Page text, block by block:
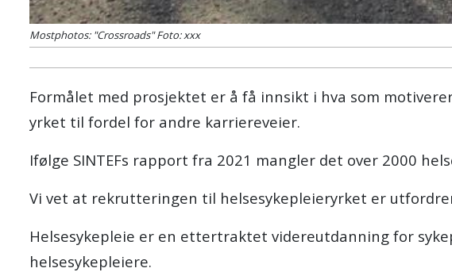
Mostphotos: "Crossroads"Foto: xxx
Formålet med prosjektet er å få innsikt i hva som
yrket til fordel for andre karriereveier.
Ifølge SINTEFs rapport fra 2021 mangler det over 2000
Vi vet at rekrutteringen til helsesykepleieryrket er
Helsesykepleie er en ettertraktet videreutdanning for
helsesykepleiere.